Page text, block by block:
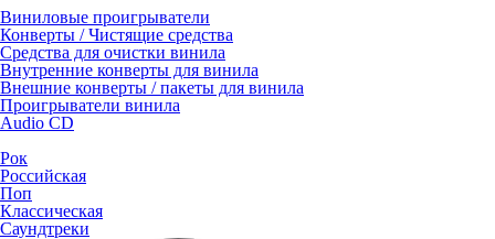
Виниловые проигрыватели
Конверты / Чистящие средства
Средства для очистки винила
Внутренние конверты для винила
Внешние конверты / пакеты для винила
Проигрыватели винила
Audio CD
Рок
Российская
Поп
Классическая
Саундтреки